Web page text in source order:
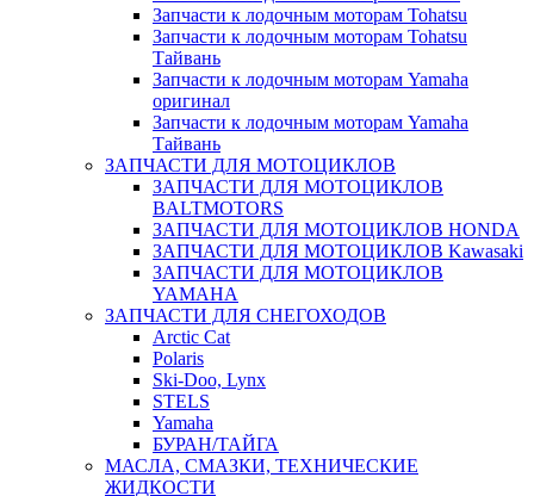
Запчасти к лодочным моторам Tohatsu
Запчасти к лодочным моторам Tohatsu
Тайвань
Запчасти к лодочным моторам Yamaha
оригинал
Запчасти к лодочным моторам Yamaha
Тайвань
ЗАПЧАСТИ ДЛЯ МОТОЦИКЛОВ
ЗАПЧАСТИ ДЛЯ МОТОЦИКЛОВ
BALTMOTORS
ЗАПЧАСТИ ДЛЯ МОТОЦИКЛОВ HONDA
ЗАПЧАСТИ ДЛЯ МОТОЦИКЛОВ Kawasaki
ЗАПЧАСТИ ДЛЯ МОТОЦИКЛОВ
YAMAHA
ЗАПЧАСТИ ДЛЯ СНЕГОХОДОВ
Arctic Cat
Polaris
Ski-Doo, Lynx
STELS
Yamaha
БУРАН/ТАЙГА
МАСЛА, СМАЗКИ, ТЕХНИЧЕСКИЕ
ЖИДКОСТИ